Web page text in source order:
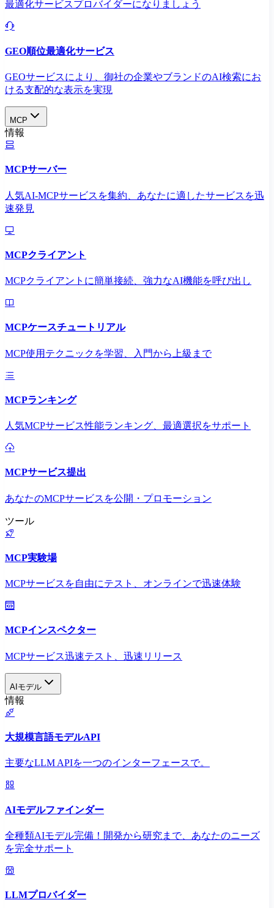
最適化サービスプロバイダーになりましょう
GEO順位最適化サービス
GEOサービスにより、御社の企業やブランドのAI検索にお
ける支配的な表示を実現​
MCP
情報
MCPサーバー
人気AI-MCPサービスを集約、あなたに適したサービスを迅
速発見
MCPクライアント
MCPクライアントに簡単接続、強力なAI機能を呼び出し
MCPケースチュートリアル
MCP使用テクニックを学習、入門から上級まで
MCPランキング
人気MCPサービス性能ランキング、最適選択をサポート
MCPサービス提出
あなたのMCPサービスを公開・プロモーション
ツール
MCP実験場
MCPサービスを自由にテスト、オンラインで迅速体験
MCPインスペクター
MCPサービス迅速テスト、迅速リリース
AIモデル
情報
大規模言語モデルAPI
主要なLLM APIを一つのインターフェースで。
AIモデルファインダー
全種類AIモデル完備！開発から研究まで、あなたのニーズ
を完全サポート
LLMプロバイダー